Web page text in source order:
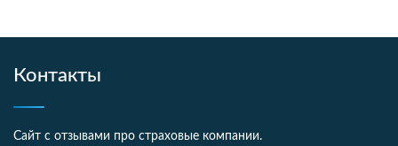
Контакты
Сайт с отзывами про страховые компании.